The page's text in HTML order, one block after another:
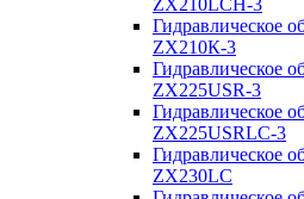
ZX210LCH-3
Гидравлическое
ZX210К-3
Гидравлическое
ZX225USR-3
Гидравлическое
ZX225USRLC-3
Гидравлическое
ZX230LC